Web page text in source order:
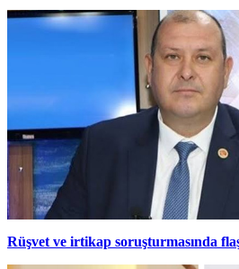
Rüşvet ve irtikap soruşturmasında